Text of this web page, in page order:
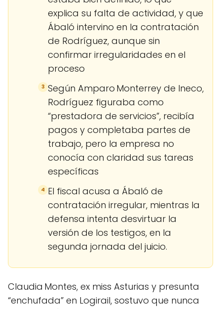
explica su falta de actividad, y que
Ábaló intervino en la contratación
de Rodríguez, aunque sin
confirmar irregularidades en el
proceso
3 Según Amparo Monterrey de Ineco,
Rodríguez figuraba como
“prestadora de servicios”, recibía
pagos y completaba partes de
trabajo, pero la empresa no
conocía con claridad sus tareas
específicas
4 El fiscal acusa a Ábaló de
contratación irregular, mientras la
defensa intenta desvirtuar la
versión de los testigos, en la
segunda jornada del juicio.
Claudia Montes, ex miss Asturias y presunta
“enchufada” en Logirail, sostuvo que nunca